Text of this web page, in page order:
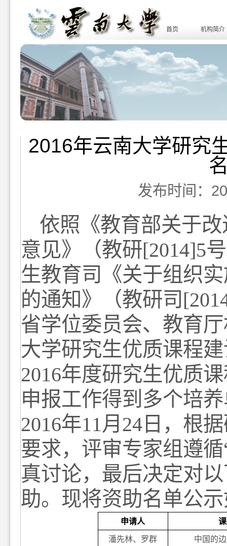
首页 机构简介
2016年云南大学研究
发布时间：
依照《教育部关于
意见》（教研[2014]5
生教育司《关于组织
的通知》（教研司
省学位委员会、教育
大学研究生优质课程
2016年度研究生优质
申报工作得到多个培
2016年11月 24 日，根
要求，评审专家组遵
真讨论，最后决定对
助。 现将资助名单公
申请人
潘先林、罗群 中国的